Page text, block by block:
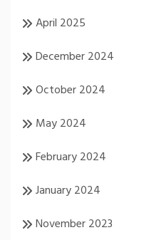
April 2025
December 2024
October 2024
May 2024
February 2024
January 2024
November 2023